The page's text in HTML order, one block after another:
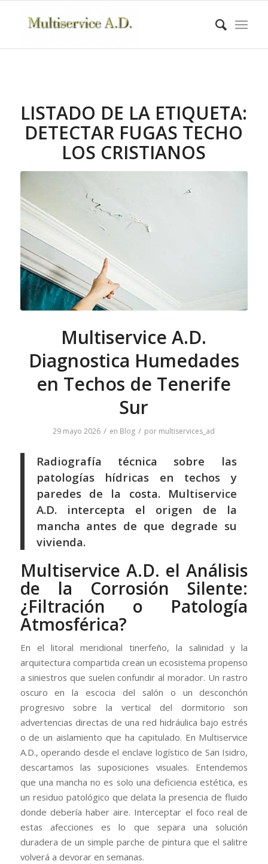
LISTADO DE LA ETIQUETA:
DETECTAR FUGAS TECHO
LOS CRISTIANOS
Multiservice A.D.
Diagnostica Humedades
en Techos de Tenerife
Sur
29 mayo 2026 / en Blog / por multiservices_ad
Radiografía técnica sobre las
patologías hídricas en techos y
paredes de la costa. Multiservice
A.D. intercepta el origen de la
mancha antes de que degrade su
vivienda.
Multiservice A.D. el Análisis
de la Corrosión Silente:
¿Filtración o Patología
Atmosférica?
En el litoral meridional tinerfeño, la salinidad y la
arquitectura compartida crean un ecosistema propenso
a siniestros que suelen confundir al morador. Un rastro
oscuro en la escocia del salón o un desconchón
progresivo sobre la vertical del dormitorio son
advertencias directas de una red hidráulica bajo estrés
o de un aislamiento que ha capitulado. En Multiservice
A.D., operando desde el enclave logístico de San Isidro,
descartamos las suposiciones visuales. Entendemos
que una mancha no es solo una deficiencia estética, es
un residuo patológico que delata la presencia de fluido
donde debería haber aire. Interceptar el foco real de
estas afecciones es lo que separa una solución
duradera de un simple parche de pintura que el salitre
volverá a devorar en semanas.